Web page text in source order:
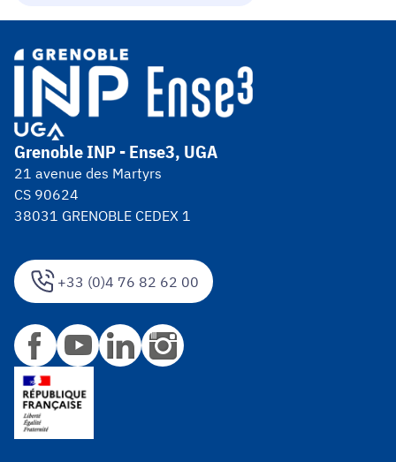
+33 (0)4 76 82 62 00
Grenoble INP - Ense3, UGA
21 avenue des Martyrs
CS 90624
38031 GRENOBLE CEDEX 1